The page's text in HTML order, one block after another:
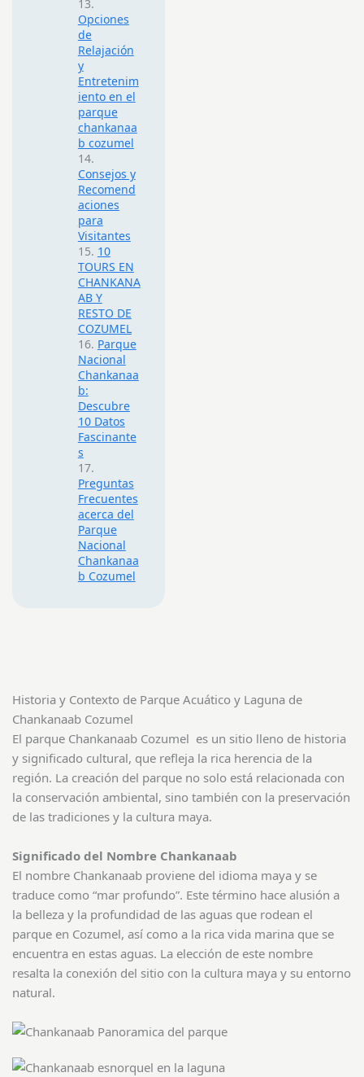
Opciones
de
Relajación
y
Entretenim
iento en el
parque
chankanaa
b cozumel
Consejos y
Recomend
aciones
para
Visitantes
10
TOURS EN
CHANKANA
AB Y
RESTO DE
COZUMEL
Parque
Nacional
Chankanaa
b:
Descubre
10 Datos
Fascinante
s
Preguntas
Frecuentes
acerca del
Parque
Nacional
Chankanaa
b Cozumel
Historia y Contexto de Parque Acuático y Laguna de
Chankanaab Cozumel
El parque Chankanaab Cozumel es un sitio lleno de historia
y significado cultural, que refleja la rica herencia de la
región. La creación del parque no solo está relacionada con
la conservación ambiental, sino también con la preservación
de las tradiciones y la cultura maya.
Significado del Nombre Chankanaab
El nombre Chankanaab proviene del idioma maya y se
traduce como “mar profundo”. Este término hace alusión a
la belleza y la profundidad de las aguas que rodean el
parque en Cozumel, así como a la rica vida marina que se
encuentra en estas aguas. La elección de este nombre
resalta la conexión del sitio con la cultura maya y su entorno
natural.